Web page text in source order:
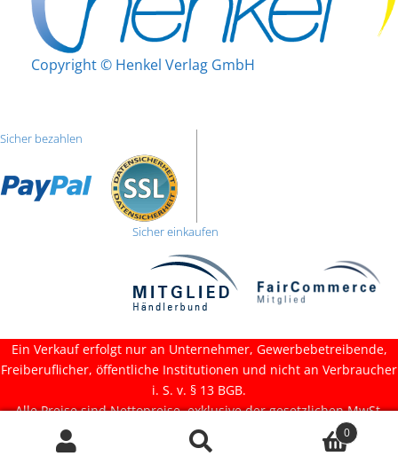
0
Copyright © Henkel Verlag GmbH
Sicher bezahlen
Sicher einkaufen
Ein Verkauf erfolgt nur an Unternehmer, Gewerbebetreibende,
Freiberuflicher, öffentliche Institutionen und nicht an Verbraucher
i. S. v. § 13 BGB.
Alle Preise sind Nettopreise, exklusive der gesetzlichen MwSt.